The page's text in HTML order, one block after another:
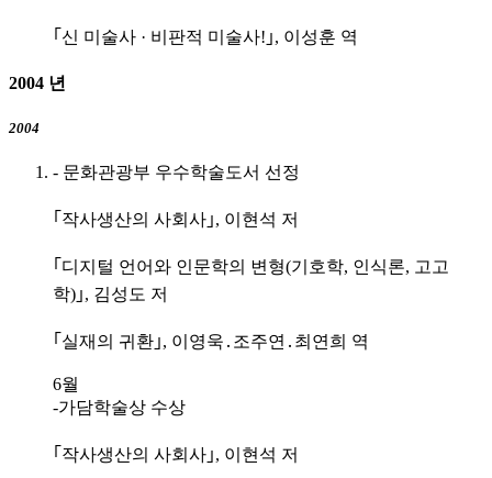
｢신 미술사 · 비판적 미술사!｣, 이성훈 역
2004 년
2004
- 문화관광부 우수학술도서 선정
｢작사생산의 사회사｣, 이현석 저
｢디지털 언어와 인문학의 변형(기호학, 인식론, 고고
학)｣, 김성도 저
｢실재의 귀환｣, 이영욱․조주연․최연희 역
6월
-가담학술상 수상
｢작사생산의 사회사｣, 이현석 저